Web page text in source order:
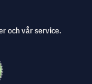
och vår service.